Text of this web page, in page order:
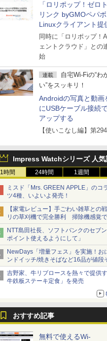
「ロリポップ！ゼロ
リンク byGMOペパ
Linuxクライアント提
エージェントの接続
同時に「ロリポップ！
ェントクラウド」との
始
連載
自宅Wi-Fiの“わ
い”をスッキリ！
Androidの写真と動画
にUSBケーブル接続
アップする
【使いこなし編】第
Impress Watchシリーズ 人気
1時間 24時間 1週間
ミスド「Mrs. GREEN APPLE」のコ
ツ4種、いよいよ発売！
【家電レビュー】手ごわい雑草との
リの草刈機で完全勝利 掃除機感覚
NTT島田社長、ソフトバンクのセブ
ポイント使えるようにして」
NewDays「増量フェス」を実施！お
ンドイッチ/焼きそばなど16品が値段
ボリュームアップ
吉野家、牛リブロースを熱々で提供
牛鉄板ステーキ定食」を発売
おすすめ記事
無料で使えるWi-